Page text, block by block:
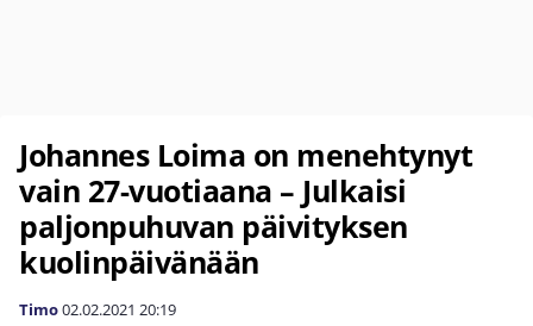
Johannes Loima on menehtynyt
vain 27-vuotiaana – Julkaisi
paljonpuhuvan päivityksen
kuolinpäivänään
Timo02.02.2021 20:19